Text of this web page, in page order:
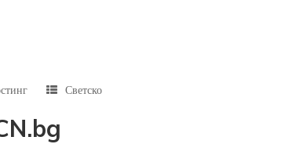
Светско